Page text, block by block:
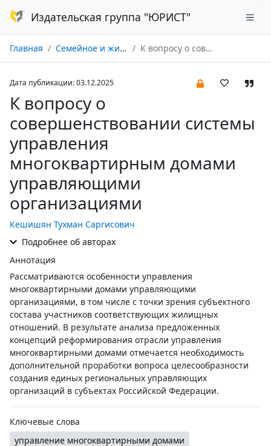
Издательская группа "ЮРИСТ"
Главная Семейное и жилищное право № 06/2025 К вопросу о совершенствовании системы управления многоквартирным домами управляющими организациями
Дата публикации: 03.12.2025
К вопросу о
совершенствовании системы
управления
многоквартирным домами
управляющими
организациями
Кешишян Тухман Саргисович
Подробнее об авторах
Аннотация
Рассматриваются особенности управления
многоквартирными домами управляющими
организациями, в том числе с точки зрения субъектного
состава участников соответствующих жилищных
отношений. В результате анализа предложенных
концепций реформирования отрасли управления
многоквартирными домами отмечается необходимость
дополнительной проработки вопроса целесообразности
создания единых региональных управляющих
организаций в субъектах Российской Федерации.
Ключевые слова
управление многоквартирными домами